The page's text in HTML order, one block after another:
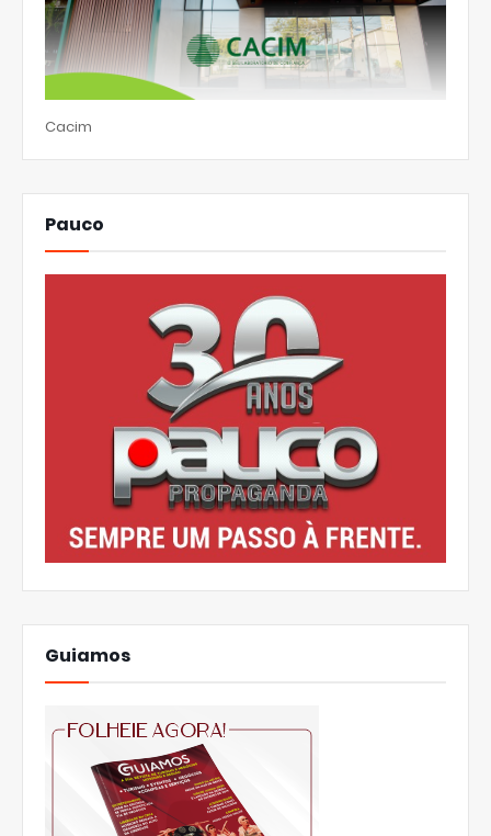
Cacim
Pauco
Guiamos